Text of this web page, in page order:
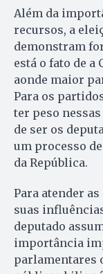
Além da
recursos, a
demonstram
está o fato de a
aonde maior
Para os
ter peso
de ser os
um processo
da República.
Para atender
suas
deputado
importância
parlamentares